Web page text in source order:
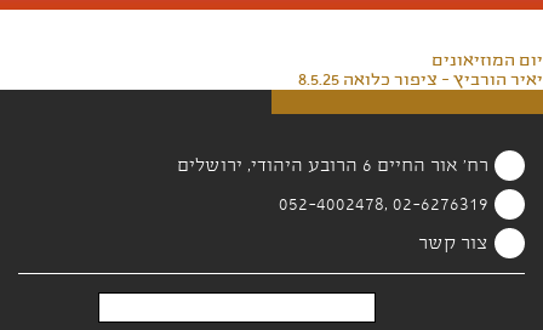
יום המוזיאונים
יאיר הורביץ - ציפור כלואה 8.5.25
רח' אור החיים 6 הרובע היהודי, ירושלים
02-6276319 ,052-4002478
צור קשר